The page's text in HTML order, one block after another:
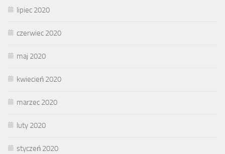
lipiec 2020
czerwiec 2020
maj 2020
kwiecień 2020
marzec 2020
luty 2020
styczeń 2020